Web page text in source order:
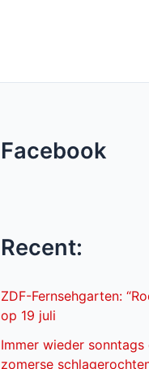
Facebook
Recent:
ZDF-Fernsehgarten:
op 19 juli
Immer wieder sonntags
zomerse